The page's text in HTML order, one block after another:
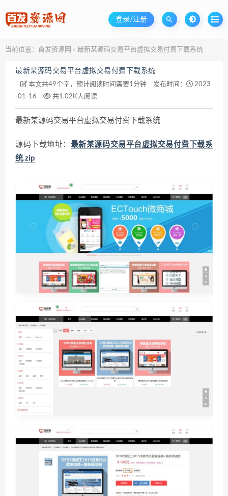
登录/注册
当前位置： 首发资源网 > 最新某源码交易平台虚拟交易付费下载系统
最新某源码交易平台虚拟交易付费下载系统
本文共49个字，预计阅读时间需要1分钟 发布时间：
2023
-01-16
共1.02K人阅读
最新某源码交易平台虚拟交易付费下载系统
源码下载地址： 最新某源码交易平台虚拟交易付费下载系
统.zip